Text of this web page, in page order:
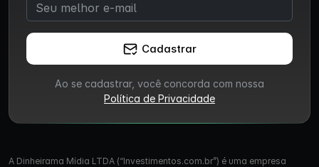
Cadastrar
Ao se cadastrar, você concorda com nossa
Política de Privacidade
A Dinheirama Mídia LTDA (“Investimentos.com.br”) é uma empresa